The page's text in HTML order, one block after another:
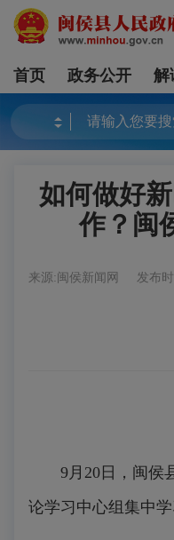
首页 政务公开 解
如何做好
作？闽
来源:闽侯新闻网 发布
9月20日，闽侯县
论学习中心组集中学